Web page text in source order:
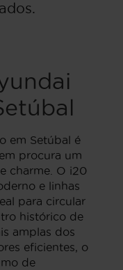
em Setúbal é
procura um
charme. O i20
e linhas
para circular
histórico de
amplas dos
eficientes, o
de